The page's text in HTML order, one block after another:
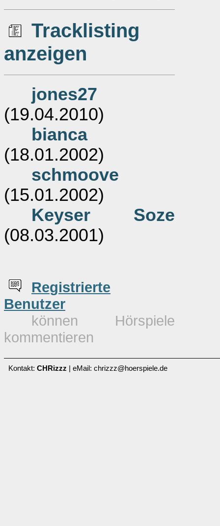
Tracklisting
anzeigen
jones27
(19.04.2010)
bianca
(18.01.2002)
schmoove
(15.01.2002)
Keyser Soze
(08.03.2001)
Registrierte
Benutzer
können Hörspiele
kommentieren
Kontakt: CHRizzz | eMail: chrizzz@hoerspiele.de